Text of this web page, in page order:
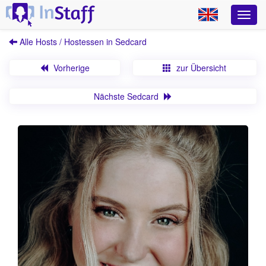
Alle Hosts / Hostessen in Sedcard
Vorherige zur Übersicht
Nächste Sedcard